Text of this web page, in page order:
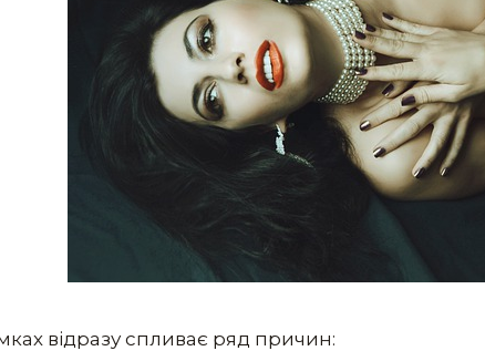
відразу спливає ряд причин: